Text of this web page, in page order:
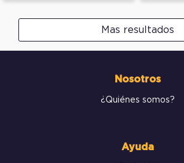
Mas resultados
Nosotros
¿Quiénes somos?
Ayuda